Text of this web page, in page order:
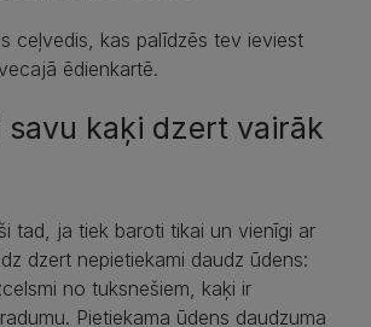
ceļvedis, kas palīdzēs tev ieviest
ēdienkartē.
savu kaķi dzert vairāk
tad, ja tiek baroti tikai un vienīgi ar
dzert nepietiekami daudz ūdens:
no tuksnešiem, kaķi ir
Pietiekama ūdens daudzuma